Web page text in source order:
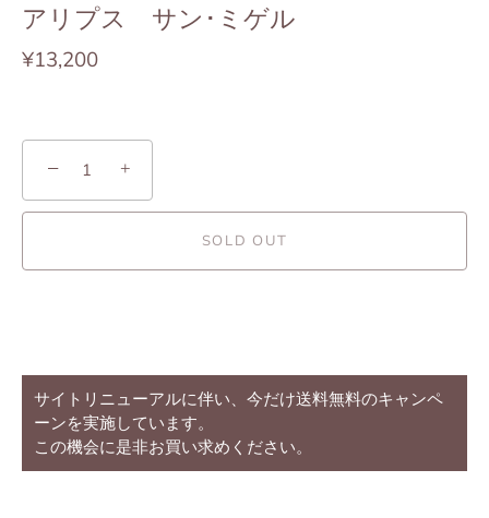
アリプス サン･ミゲル
¥13,200
− +
SOLD OUT
サイトリニューアルに伴い、今だけ送料無料のキャンペ
ーンを実施しています。
この機会に是非お買い求めください。